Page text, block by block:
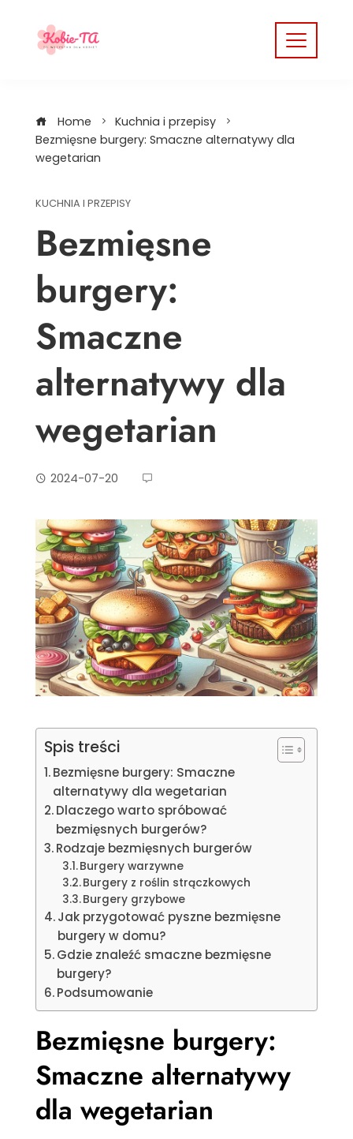
content
Home
Kuchnia i przepisy
Bezmięsne burgery: Smaczne alternatywy dla
wegetarian
KUCHNIA I PRZEPISY
Bezmięsne
burgery:
Smaczne
alternatywy dla
wegetarian
2024-07-20
Spis treści
Bezmięsne burgery: Smaczne
alternatywy dla wegetarian
Dlaczego warto spróbować
bezmięsnych burgerów?
Rodzaje bezmięsnych burgerów
Burgery warzywne
Burgery z roślin strączkowych
Burgery grzybowe
Jak przygotować pyszne bezmięsne
burgery w domu?
Gdzie znaleźć smaczne bezmięsne
burgery?
Podsumowanie
Bezmięsne burgery:
Smaczne alternatywy
dla wegetarian